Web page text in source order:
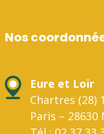
Nos
Eure et Loir
Chartres (28)
Paris – 28630